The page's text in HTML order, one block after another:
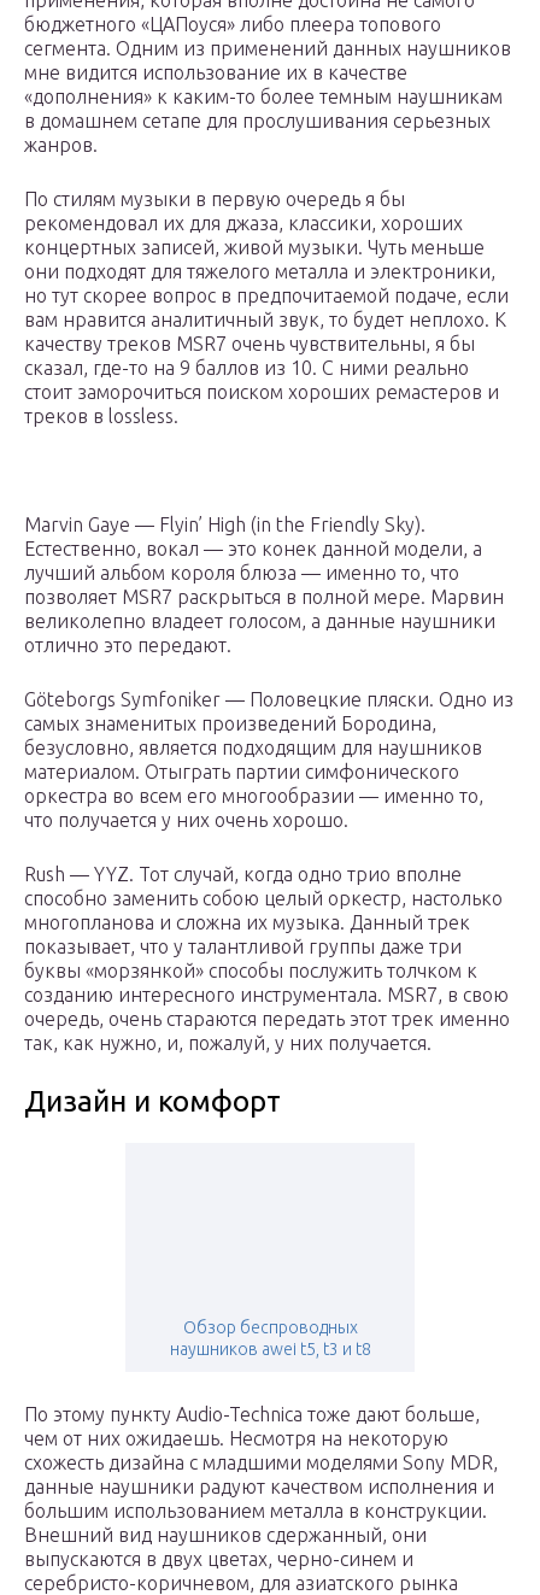
бюджетного «ЦАПоуся» либо плеера топового
сегмента. Одним из применений данных наушников
мне видится использование их в качестве
«дополнения» к каким-то более темным наушникам
в домашнем сетапе для прослушивания серьезных
жанров.
По стилям музыки в первую очередь я бы
рекомендовал их для джаза, классики, хороших
концертных записей, живой музыки. Чуть меньше
они подходят для тяжелого металла и электроники,
но тут скорее вопрос в предпочитаемой подаче, если
вам нравится аналитичный звук, то будет неплохо. К
качеству треков MSR7 очень чувствительны, я бы
сказал, где-то на 9 баллов из 10. С ними реально
стоит заморочиться поиском хороших ремастеров и
треков в lossless.
Marvin Gaye — Flyin’ High (in the Friendly Sky).
Естественно, вокал — это конек данной модели, а
лучший альбом короля блюза — именно то, что
позволяет MSR7 раскрыться в полной мере. Марвин
великолепно владеет голосом, а данные наушники
отлично это передают.
Göteborgs Symfoniker — Половецкие пляски. Одно из
самых знаменитых произведений Бородина,
безусловно, является подходящим для наушников
материалом. Отыграть партии симфонического
оркестра во всем его многообразии — именно то,
что получается у них очень хорошо.
Rush — YYZ. Тот случай, когда одно трио вполне
способно заменить собою целый оркестр, настолько
многопланова и сложна их музыка. Данный трек
показывает, что у талантливой группы даже три
буквы «морзянкой» способы послужить толчком к
созданию интересного инструментала. MSR7, в свою
очередь, очень стараются передать этот трек именно
так, как нужно, и, пожалуй, у них получается.
Дизайн и комфорт
Обзор беспроводных
наушников awei t5, t3 и t8
По этому пункту Audio-Technica тоже дают больше,
чем от них ожидаешь. Несмотря на некоторую
схожесть дизайна с младшими моделями Sony MDR,
данные наушники радуют качеством исполнения и
большим использованием металла в конструкции.
Внешний вид наушников сдержанный, они
выпускаются в двух цветах, черно-синем и
серебристо-коричневом, для азиатского рынка